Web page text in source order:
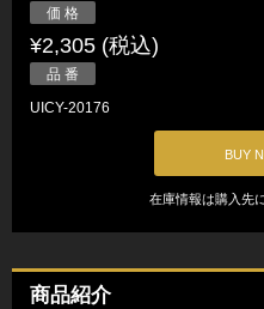
価 格
¥2,305 (税込)
品 番
UICY-20176
BUY
在庫情報は購入先
商品紹介